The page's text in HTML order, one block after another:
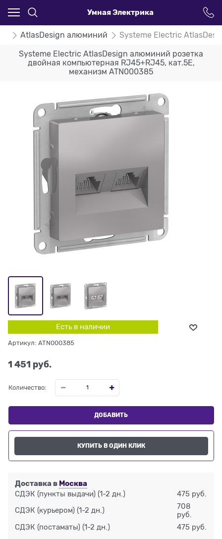
Умная Электрика
AtlasDesign алюминий Systeme Electric
Systeme Electric AtlasDesign алюминий розетка
двойная компьютерная RJ45+RJ45, кат.5E,
механизм ATN000385
Есть в наличии
Артикул: ATN000385
1 451 руб.
Количество:
ДОБАВИТЬ
КУПИТЬ В ОДИН КЛИК
Доставка в Москва
СДЭК (пункты выдачи) (1-2 дн.) 475 руб.
СДЭК (курьером) (1-2 дн.)
708
руб.
СДЭК (постаматы) (1-2 дн.) 475 руб.